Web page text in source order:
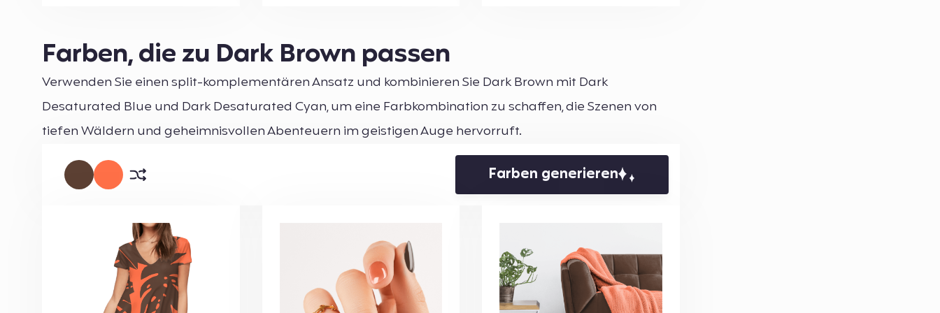
Farben, die zu Dark Brown passen
Verwenden Sie einen split-komplementären Ansatz und kombinieren Sie Dark Brown mit Dark
Desaturated Blue und Dark Desaturated Cyan, um eine Farbkombination zu schaffen, die Szenen von
tiefen Wäldern und geheimnisvollen Abenteuern im geistigen Auge hervorruft.
Farben generieren